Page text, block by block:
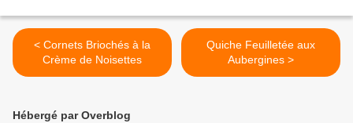
< Cornets Briochés à la
Crème de Noisettes
Quiche Feuilletée aux
Aubergines >
Hébergé par Overblog